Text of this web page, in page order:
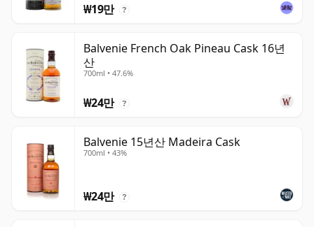
₩19만 ?
Balvenie French Oak Pineau Cask 16년
산
700ml • 47.6%
₩24만 ?
Balvenie 15년산 Madeira Cask
700ml • 43%
₩24만 ?